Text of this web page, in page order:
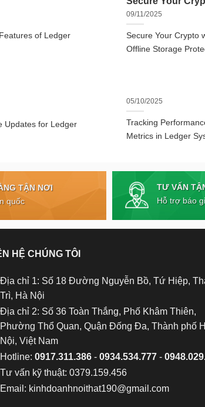
of Ledger
09/11/2025
Secure Your Crypto
Offline Storage
Updates for Ledger
05/10/2025
Tracking
Metrics in Ledger
TẬN NƠI
quốc
TƯ VẤN
Hỗ trợ báo
HỆ CHÚNG TÔI
Địa chỉ 1: Số 18 Đường Nguyễn Bồ, Tứ Hiệp,
Trì, Hà Nội
Địa chỉ 2: Số 36 Toàn Thắng, Phố Khâm Thiên,
Phường Thổ Quan, Quận Đống Đa, Thành phố
Nội, Việt Nam
Hotline:0917.311.386 -0934.534.777 -
Tư vấn kỹ thuật: 0379.159.456
Email: kinhdoanhnoithat190@gmail.com